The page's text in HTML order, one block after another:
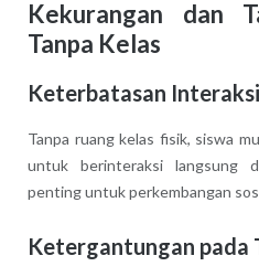
Kekurangan dan
Tanpa Kelas
Keterbatasan
Tanpa ruang kelas fisik, siswa
untuk berinteraksi langsung
penting untuk perkembangan
Ketergantungan pada